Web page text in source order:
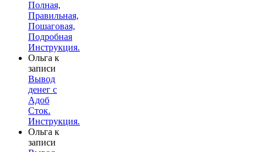
Полная,
Правильная,
Пошаговая,
Подробная
Инструкция.
Ольга к
записи
Вывод
денег с
Адоб
Сток.
Инструкция.
Ольга к
записи